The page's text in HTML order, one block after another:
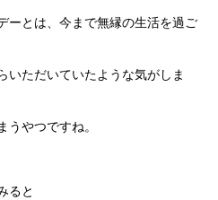
ーとは、今まで無縁の生活を過ご
いただいていたような気がしま
うやつですね。
ると